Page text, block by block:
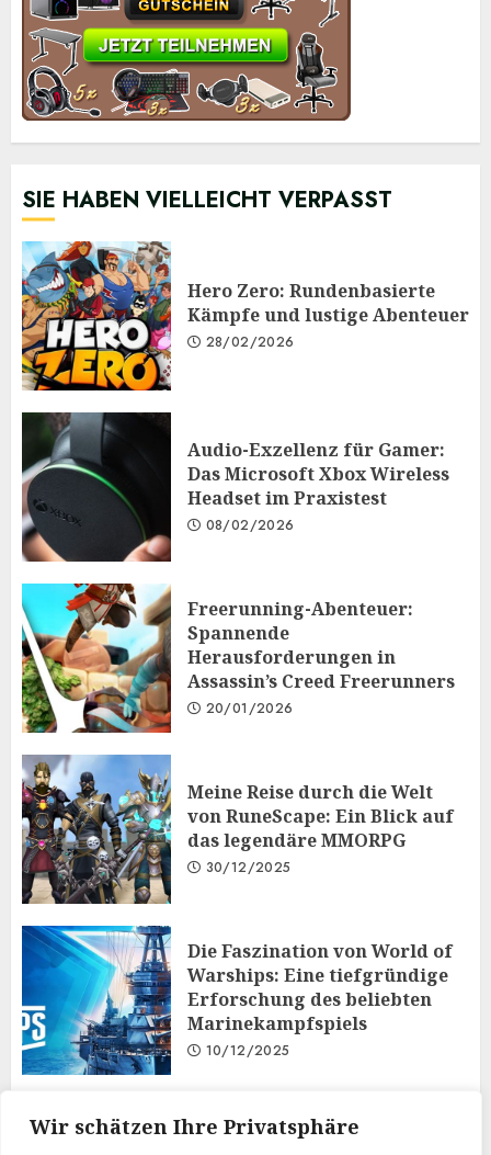
Wir schätzen Ihre Privatsphäre
SIE HABEN VIELLEICHT VERPASST
Hero Zero: Rundenbasierte
Kämpfe und lustige Abenteuer
28/02/2026
Audio-Exzellenz für Gamer:
Das Microsoft Xbox Wireless
Headset im Praxistest
08/02/2026
Freerunning-Abenteuer:
Spannende
Herausforderungen in
Assassin’s Creed Freerunners
20/01/2026
Meine Reise durch die Welt
von RuneScape: Ein Blick auf
das legendäre MMORPG
30/12/2025
Die Faszination von World of
Warships: Eine tiefgründige
Erforschung des beliebten
Marinekampfspiels
10/12/2025
Taktisches Denken und
Diplomatie: Der